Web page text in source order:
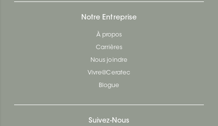
Notre Entreprise
À propos
Carrières
Nous joindre
Vivre@Ceratec
Blogue
Suivez-Nous